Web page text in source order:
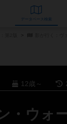
データベース
12歳～
・ウォ